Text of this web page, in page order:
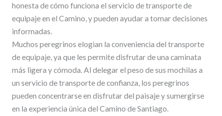
honesta de cómo funciona el servicio de transporte de
equipaje en el Camino, y pueden ayudar a tomar decisiones
informadas.
Muchos peregrinos elogian la conveniencia del transporte
de equipaje, ya que les permite disfrutar de una caminata
más ligera y cómoda. Al delegar el peso de sus mochilas a
un servicio de transporte de confianza, los peregrinos
pueden concentrarse en disfrutar del paisaje y sumergirse
en la experiencia única del Camino de Santiago.